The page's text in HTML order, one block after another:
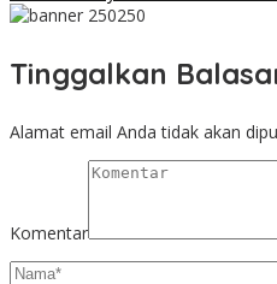
Tinggalkan
Alamat email Anda tidak akan
Komentar